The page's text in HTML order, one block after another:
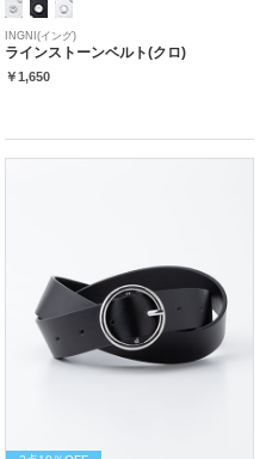
INGNI(イング)
ラインストーンベルト(クロ)
￥1,650